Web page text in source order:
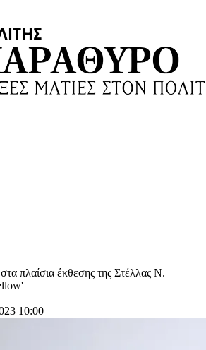
πλαίσια έκθεσης της Στέλλας Ν.
10:00